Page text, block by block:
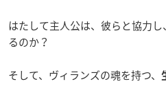
はたして主人公は、彼らと協力
るのか？
そして、ヴィランズの魂を持つ、